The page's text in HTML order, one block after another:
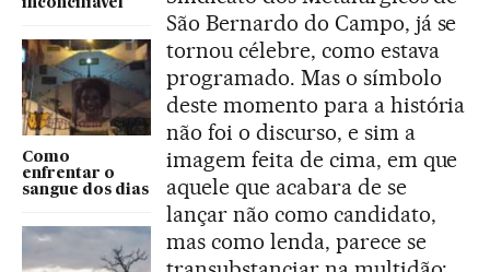
Como
enfrentar o
sangue dos dias
São Bernardo do Campo, já se
tornou célebre, como estava
programado. Mas o símbolo
deste momento para a história
não foi o discurso, e sim a
imagem feita de cima, em que
aquele que acabara de se
lançar não como candidato,
mas como lenda, parece se